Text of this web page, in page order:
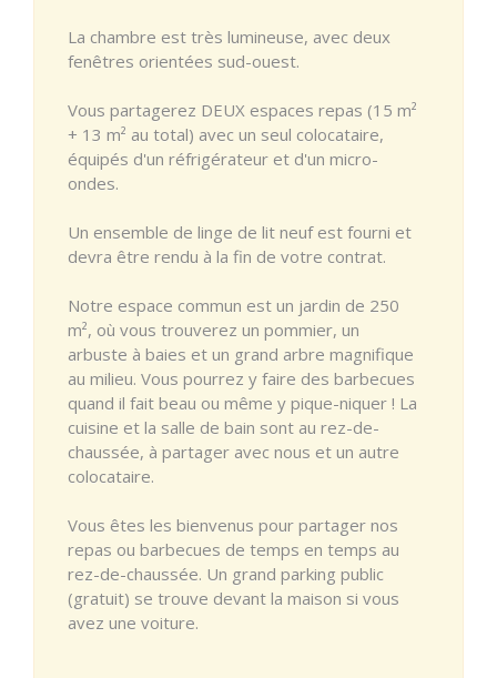
La chambre est très lumineuse, avec deux
fenêtres orientées sud-ouest.
Vous partagerez DEUX espaces repas (15 m²
+ 13 m² au total) avec un seul colocataire,
équipés d'un réfrigérateur et d'un micro-
ondes.
Un ensemble de linge de lit neuf est fourni et
devra être rendu à la fin de votre contrat.
Notre espace commun est un jardin de 250
m², où vous trouverez un pommier, un
arbuste à baies et un grand arbre magnifique
au milieu. Vous pourrez y faire des barbecues
quand il fait beau ou même y pique-niquer ! La
cuisine et la salle de bain sont au rez-de-
chaussée, à partager avec nous et un autre
colocataire.
Vous êtes les bienvenus pour partager nos
repas ou barbecues de temps en temps au
rez-de-chaussée. Un grand parking public
(gratuit) se trouve devant la maison si vous
avez une voiture.